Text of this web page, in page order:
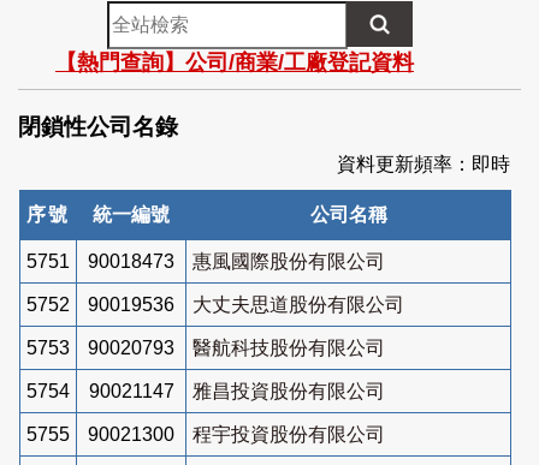
全
站
檢
索
【熱門查詢】公司/商業/工廠登記資料
閉鎖性公司名錄
資料更新頻率：即時
序號 統一編號 公司名稱
5751 90018473 惠風國際股份有限公司
5752 90019536 大丈夫思道股份有限公司
5753 90020793 醫航科技股份有限公司
5754 90021147 雅昌投資股份有限公司
5755 90021300 程宇投資股份有限公司